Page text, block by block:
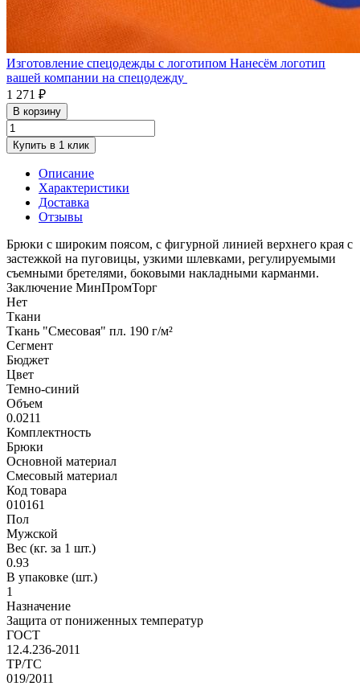
Изготовление спецодежды с логотипом Нанесём логотип
вашей компании на спецодежду
1 271 ₽
В корзину
Купить в 1 клик
Описание
Характеристики
Доставка
Отзывы
Брюки с широким поясом, с фигурной линией верхнего края с
застежкой на пуговицы, узкими шлевками, регулируемыми
съемными бретелями, боковыми накладными карманми.
Заключение МинПромТорг
Нет
Ткани
Ткань "Смесовая" пл. 190 г/м²
Сегмент
Бюджет
Цвет
Темно-синий
Объем
0.0211
Комплектность
Брюки
Основной материал
Смесовый материал
Код товара
010161
Пол
Мужской
Вес (кг. за 1 шт.)
0.93
В упаковке (шт.)
1
Назначение
Защита от пониженных температур
ГОСТ
12.4.236-2011
ТР/ТС
019/2011